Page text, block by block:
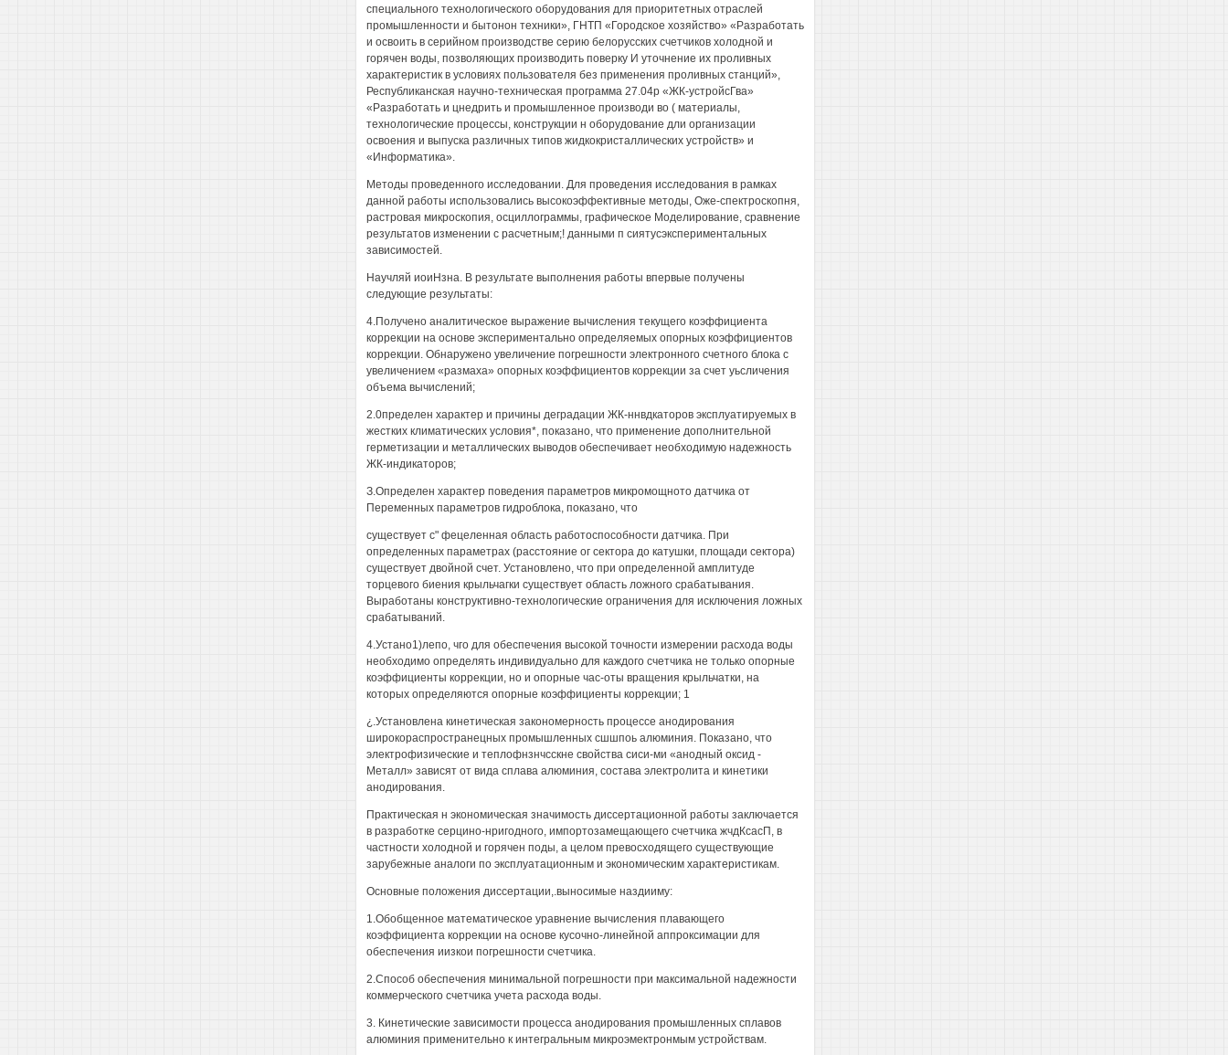
специального технологического оборудования для приоритетных отраслей
промышленности и бытонон техники», ГНТП «Городское хозяйство» «Разработать
и освоить в серийном производстве серию белорусских счетчиков холодной и
горячен воды, позволяющих производить поверку И уточнение их проливных
характеристик в условиях пользователя без применения проливных станций»,
Республиканская научно-техническая программа 27.04р «ЖК-устройсГва»
«Разработать и цнедрить и промышленное производи во ( материалы,
технологические процессы, конструкции н оборудование дли организации
освоения и выпуска различных типов жидкокристаллических устройств» и
«Информатика».
Методы проведенного исследовании. Для проведения исследования в рамках
данной работы использовались высокоэффективные методы, Оже-спектроскопня,
растровая микроскопия, осциллограммы, графическое Моделирование, сравнение
результатов изменении с расчетным;! данными п сиятусэкспериментальных
зависимостей.
Научляй иоиНзна. В результате выполнения работы впервые получены
следующие результаты:
4.Получено аналитическое выражение вычисления текущего коэффициента
коррекции на основе экспериментально определяемых опорных коэффициентов
коррекции. Обнаружено увеличение погрешности электронного счетного блока с
увеличением «размаха» опорных коэффициентов коррекции за счет уьсличения
объема вычислений;
2.0пределен характер и причины деградации ЖК-ннвдкаторов эксплуатируемых в
жестких климатических условия*, показано, что применение дополнительной
герметизации и металлических выводов обеспечивает необходимую надежность
ЖК-индикаторов;
З.Определен характер поведения параметров микромощното датчика от
Переменных параметров гидроблока, показано, что
существует с" фецеленная область работоспособности датчика. При
определенных параметрах (расстояние ог сектора до катушки, площади сектора)
существует двойной счет. Установлено, что при определенной амплитуде
торцевого биения крыльчагки существует область ложного срабатывания.
Выработаны конструктивно-технологические ограничения для исключения ложных
срабатываний.
4.Устано1)лепо, чго для обеспечения высокой точности измерении расхода воды
необходимо определять индивидуально для каждого счетчика не только опорные
коэффициенты коррекции, но и опорные час-оты вращения крыльчатки, на
которых определяются опорные коэффициенты коррекции; 1
¿.Установлена кинетическая закономерность процессе анодирования
широкораспространецных промышленных сшшпоь алюминия. Показано, что
электрофизические и теплофнзнчсскне свойства сиси-ми «анодный оксид -
Металл» зависят от вида сплава алюминия, состава электролита и кинетики
анодирования.
Практическая н экономическая значимость диссертационной работы заключается
в разработке серцино-нригодного, импортозамещающего счетчика жчдКсасП, в
частности холодной и горячен поды, а целом превосходящего существующие
зарубежные аналоги по эксплуатационным и экономическим характеристикам.
Основные положения диссертации,.выносимые наздииму:
1.Обобщенное математическое уравнение вычисления плавающего
коэффициента коррекции на основе кусочно-линейной аппроксимации для
обеспечения иизкои погрешности счетчика.
2.Способ обеспечения минимальной погрешности при максимальной надежности
коммерческого счетчика учета расхода воды.
3. Кинетические зависимости процесса анодирования промышленных сплавов
алюминия применительно к интегральным микроэмектронмым устройствам.